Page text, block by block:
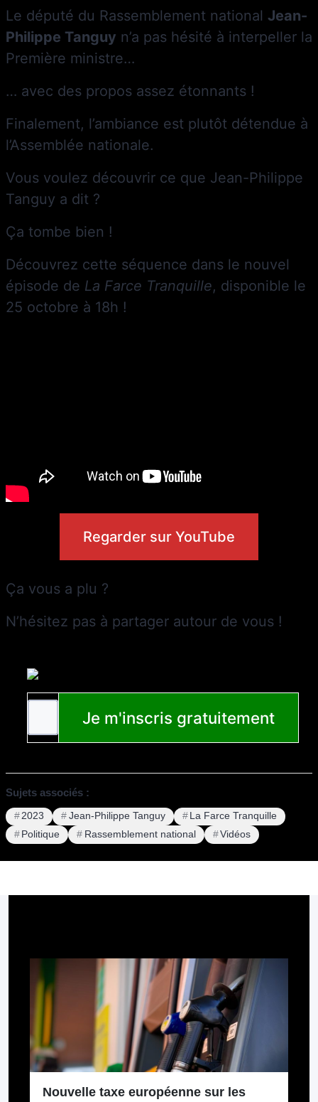
Le député du Rassemblement national Jean-
Philippe Tanguy n’a pas hésité à interpeller la
Première ministre…
… avec des propos assez étonnants !
Finalement, l’ambiance est plutôt détendue à
l’Assemblée nationale.
Vous voulez découvrir ce que Jean-Philippe
Tanguy a dit ?
Ça tombe bien !
Découvrez cette séquence dans le nouvel
épisode de La Farce Tranquille, disponible le
25 octobre à 18h !
Regarder sur YouTube
Ça vous a plu ?
N’hésitez pas à partager autour de vous !
Sujets associés :
2023 Jean-Philippe Tanguy
La Farce Tranquille
Politique
Rassemblement national Vidéos
Nouvelle taxe européenne sur les